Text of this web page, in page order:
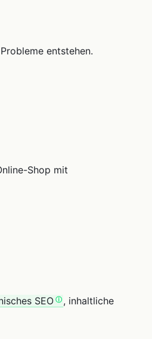
entstehen.
Shop mit
SEO
, inhaltliche